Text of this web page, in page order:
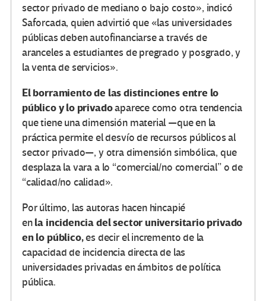
sector privado de mediano o bajo costo», indicó
Saforcada, quien advirtió que «las universidades
públicas deben autofinanciarse a través de
aranceles a estudiantes de pregrado y posgrado, y
la venta de servicios».
Elborramiento de las distinciones entre lo
público y lo privadoaparece como otra tendencia
que tiene una dimensión material —que en la
práctica permite el desvío de recursos públicos al
sector privado—, y otra dimensión simbólica, que
desplaza la vara a lo “comercial/no comercial” o de
“calidad/no calidad».
Por último, las autoras hacen hincapié
enla incidencia del sector universitario privado
en lo público,es decir el incremento de la
capacidad de incidencia directa de las
universidades privadas en ámbitos de política
pública.